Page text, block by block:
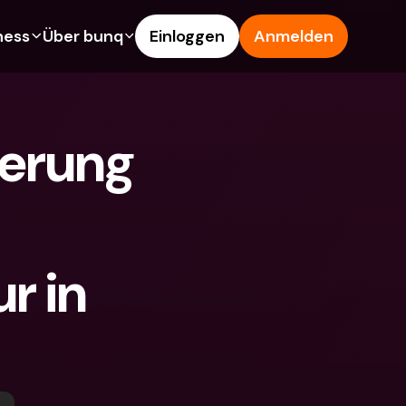
Kreditkarten
Fremdwährungen &
Ausländische IBANs
bunq Deals
Bill Pay
Über bunq
Blog
Problem melden
Einloggen Anmelden
in